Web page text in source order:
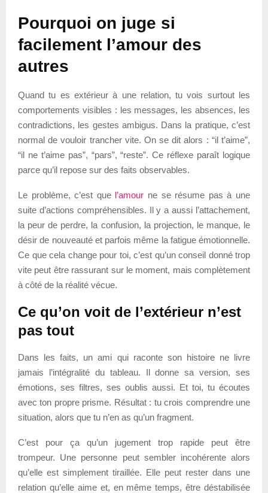
Pourquoi on juge si
facilement l’amour des
autres
Quand tu es extérieur à une relation, tu vois surtout les
comportements visibles : les messages, les absences, les
contradictions, les gestes ambigus. Dans la pratique, c’est
normal de vouloir trancher vite. On se dit alors : “il t’aime”,
“il ne t’aime pas”, “pars”, “reste”. Ce réflexe paraît logique
parce qu’il repose sur des faits observables.
Le problème, c’est que l’amour ne se résume pas à une
suite d’actions compréhensibles. Il y a aussi l’attachement,
la peur de perdre, la confusion, la projection, le manque, le
désir de nouveauté et parfois même la fatigue émotionnelle.
Ce que cela change pour toi, c’est qu’un conseil donné trop
vite peut être rassurant sur le moment, mais complètement
à côté de la réalité vécue.
Ce qu’on voit de l’extérieur n’est
pas tout
Dans les faits, un ami qui raconte son histoire ne livre
jamais l’intégralité du tableau. Il donne sa version, ses
émotions, ses filtres, ses oublis aussi. Et toi, tu écoutes
avec ton propre prisme. Résultat : tu crois comprendre une
situation, alors que tu n’en as qu’un fragment.
C’est pour ça qu’un jugement trop rapide peut être
trompeur. Une personne peut sembler incohérente alors
qu’elle est simplement tiraillée. Elle peut rester dans une
relation qu’elle aime et, en même temps, être déstabilisée